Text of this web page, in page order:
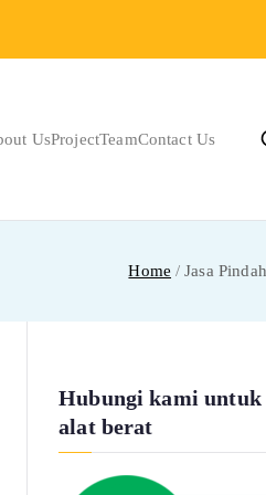
UsProjectTeamContact Us
Home Jasa
Hubungi kami untuk
alat berat